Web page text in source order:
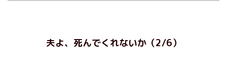
夫よ、死んでくれないか（2/6）